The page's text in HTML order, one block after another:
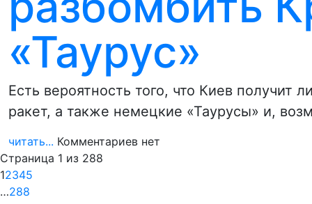
«Таурус»
Есть вероятность того, что Киев получит
ракет, а также немецкие «Таурусы» и,
читать... Комментариев нет
Страница 1 из 288
12345
…288